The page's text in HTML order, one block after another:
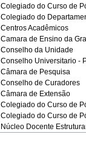
Colegiado do Curso de
Colegiado do
Centros Acadêmicos
Camara de Ensino da
Conselho da Unidade
Conselho Universitario -
Câmara de Pesquisa
Conselho de Curadores
Câmara de Extensão
Colegiado do Curso de
Colegiado do Curso de
Núcleo Docente